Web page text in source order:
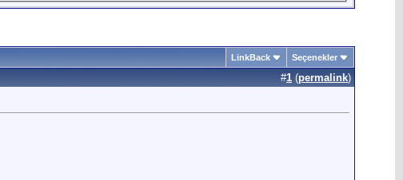
LinkBack Seçenekler
#1 (permalink)